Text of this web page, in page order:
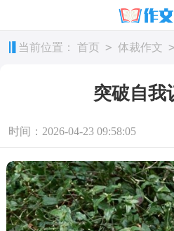
当前位置： 首页 > 体裁作文 >
突破自我
时间：2026-04-23 09:58:05